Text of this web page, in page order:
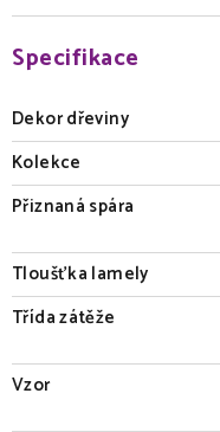
Specifikace
Dekor dřeviny
Kolekce
Přiznaná spára
Tloušťka lamely
Třída zátěže
Vzor